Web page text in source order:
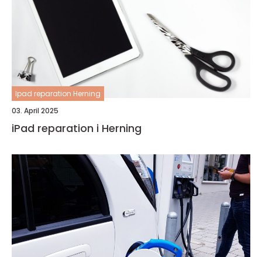
Ipad reparation Herning
03. April 2025
iPad reparation i Herning